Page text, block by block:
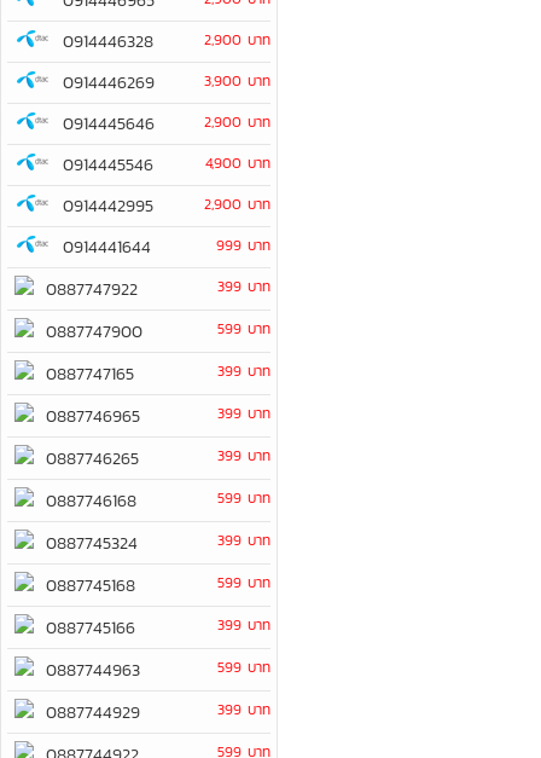
0914446328 2,900 บาท
0914446269 3,900 บาท
0914445646 2,900 บาท
0914445546 4,900 บาท
0914442995 2,900 บาท
0914441644 999 บาท
0887747922 399 บาท
0887747900 599 บาท
0887747165 399 บาท
0887746965 399 บาท
0887746265 399 บาท
0887746168 599 บาท
0887745324 399 บาท
0887745168 599 บาท
0887745166 399 บาท
0887744963 599 บาท
0887744929 399 บาท
599 บาท